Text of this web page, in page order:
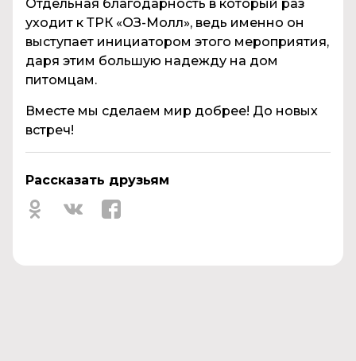
Отдельная благодарность в который раз
уходит к ТРК «OЗ-Молл», ведь именно он
выступает инициатором этого мероприятия,
даря этим большую надежду на дом
питомцам.
Вместе мы сделаем мир добрее! До новых
встреч!
Рассказать друзьям